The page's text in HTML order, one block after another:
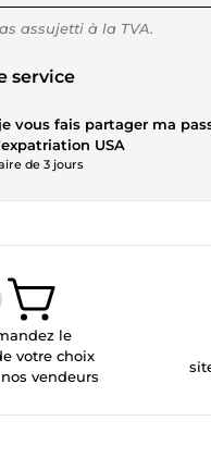
assujetti à la TVA.
service
vous fais partager ma
USA
de 3 jours
le
votre choix
vendeurs